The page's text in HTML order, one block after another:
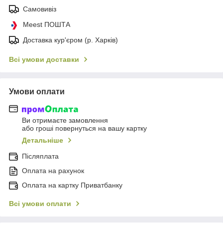
Самовивіз
Meest ПОШТА
Доставка кур'єром (р. Харків)
Всі умови доставки
Умови оплати
Ви отримаєте замовлення
або гроші повернуться на вашу картку
Детальніше
Післяплата
Оплата на рахунок
Оплата на картку Приватбанку
Всі умови оплати